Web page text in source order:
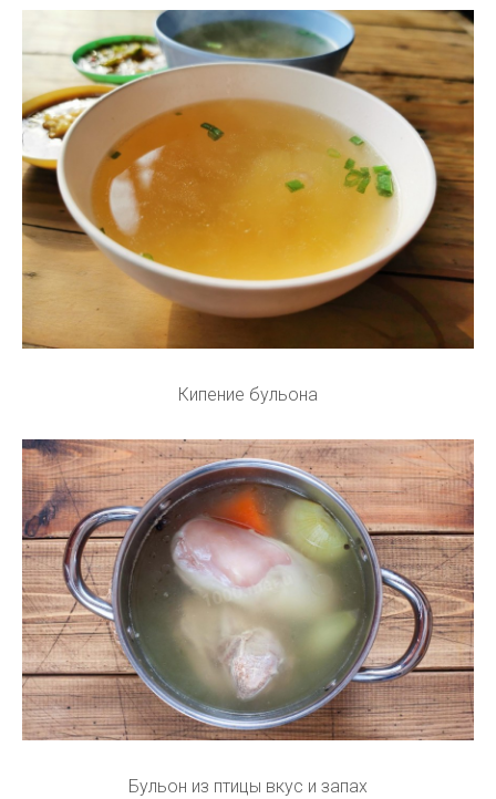
Кипение бульона
Бульон из птицы вкус и запах